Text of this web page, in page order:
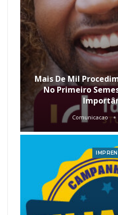
Mais De Mil
No Primeiro
Comunicacao